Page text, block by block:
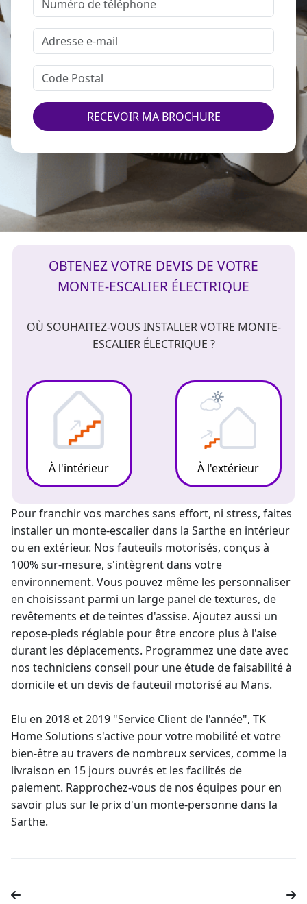
RECEVOIR MA BROCHURE
OBTENEZ VOTRE DEVIS DE VOTRE
MONTE-ESCALIER ÉLECTRIQUE
OÙ SOUHAITEZ-VOUS INSTALLER VOTRE MONTE-
ESCALIER ÉLECTRIQUE ?
À l'intérieur À l'extérieur
Pour franchir vos marches sans effort, ni stress, faites
installer un monte-escalierdans la Sarthe en intérieur
ou en extérieur. Nos fauteuils motorisés, conçus à
100% sur-mesure, s'intègrent dans votre
environnement. Vous pouvez même les personnaliser
en choisissant parmi un large panel de textures, de
revêtements et de teintes d'assise. Ajoutez aussi un
repose-pieds réglable pour être encore plus à l'aise
durant les déplacements. Programmez une date avec
nos techniciens conseil pour une étude de faisabilité à
domicile et un devis de fauteuil motoriséau Mans.
Elu en 2018 et 2019 "Service Client de l'année", TK
Home Solutions s'active pour votre mobilité et votre
bien-être au travers de nombreux services, comme la
livraison en 15 jours ouvrés et les facilités de
paiement. Rapprochez-vous de nos équipes pour en
savoir plus sur le prix d'un monte-personne dans la
Sarthe.